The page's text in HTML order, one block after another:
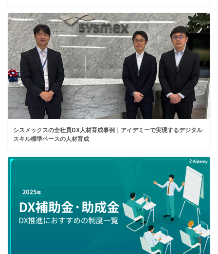
シスメックスの全社員DX人材育成事例｜アイデミーで実現するデジタル
スキル標準ベースの人材育成